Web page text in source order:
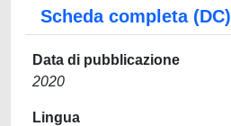
Scheda completa (DC)
Data di pubblicazione
2020
Lingua